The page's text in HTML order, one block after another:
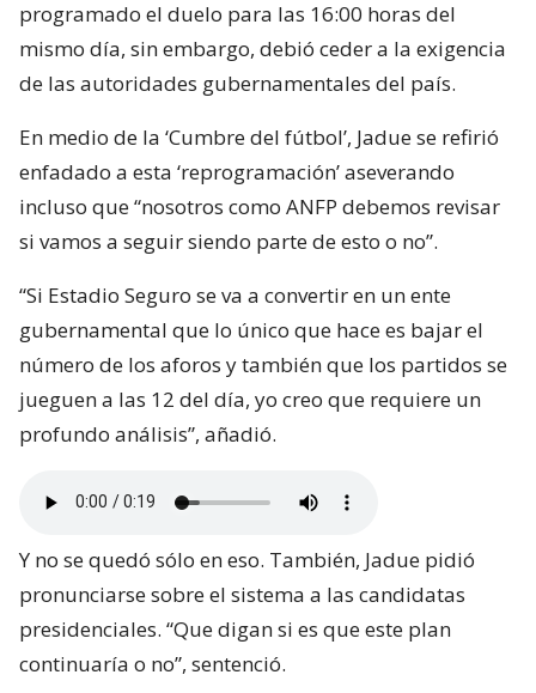
programado el duelo para las 16:00 horas del
mismo día, sin embargo, debió ceder a la exigencia
de las autoridades gubernamentales del país.
En medio de la ‘Cumbre del fútbol’, Jadue se refirió
enfadado a esta ‘reprogramación’ aseverando
incluso que “nosotros como ANFP debemos revisar
si vamos a seguir siendo parte de esto o no”.
“Si Estadio Seguro se va a convertir en un ente
gubernamental que lo único que hace es bajar el
número de los aforos y también que los partidos se
jueguen a las 12 del día, yo creo que requiere un
profundo análisis”, añadió.
Y no se quedó sólo en eso. También, Jadue pidió
pronunciarse sobre el sistema a las candidatas
presidenciales. “Que digan si es que este plan
continuaría o no”, sentenció.